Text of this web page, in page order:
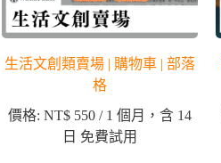
生活文創類賣場 | 購物車 | 部落
格
價格: NT$ 550 / 1 個月，含 14
日 免費試用